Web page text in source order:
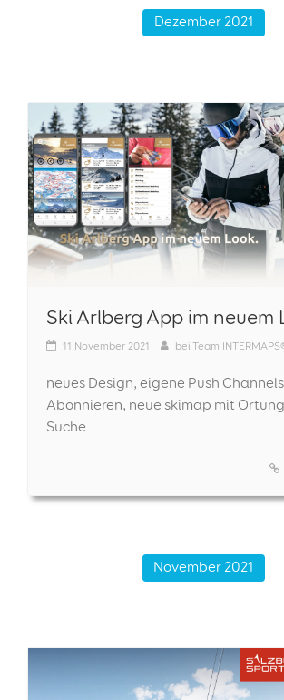
Dezember 2021
Ski Arlberg App im neuem
11 November 2021 bei Team
neues Design, eigene Push
Abonnieren, neue skimap mit
Suche
November 2021